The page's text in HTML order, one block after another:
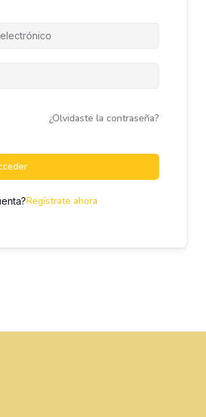
¿Olvidaste la contraseña?
Regístrate ahora